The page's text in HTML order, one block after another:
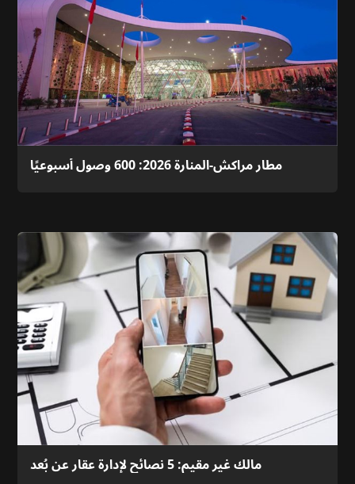
مطار مراكش-المنارة 2026: 600 وصول أسبوعيًا
مالك غير مقيم: 5 نصائح لإدارة عقار عن بُعد